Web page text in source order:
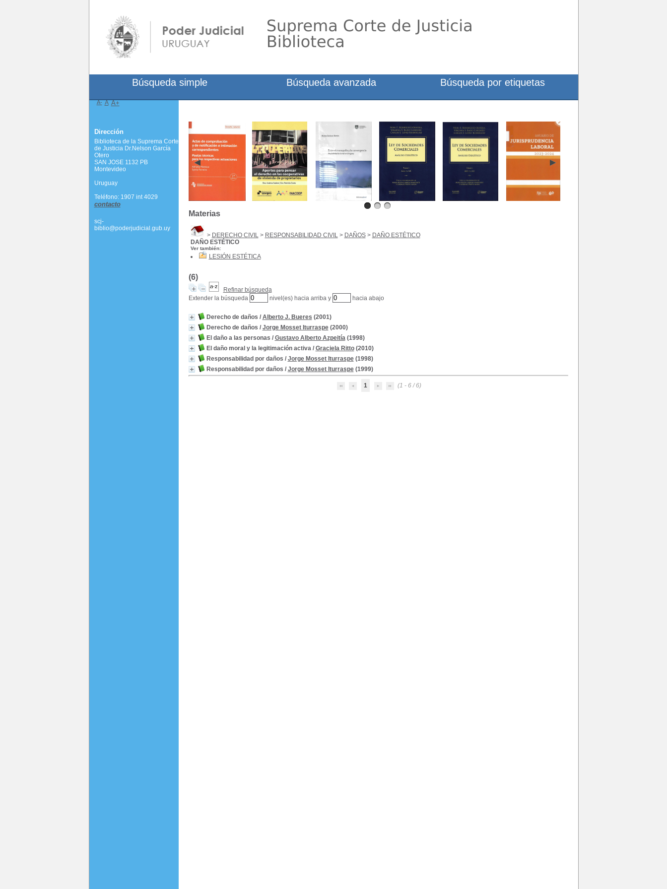
Materias
> DERECHO CIVIL> RESPONSABILIDAD CIVIL> DAÑOS> DAÑO ESTÉTICO
DAÑO ESTÉTICO
Ver también:
LESIÓN ESTÉTICA
(6)
Refinar búsqueda
Extender la búsqueda
nivel(es) hacia arriba y hacia abajo
Derecho de daños / Alberto J. Bueres (2001)
Derecho de daños / Jorge Mosset Iturraspe(2000)
El daño a las personas / Gustavo Alberto Azpeitía(1998)
El daño moral y la legitimación activa/ Graciela Ritto(2010)
Responsabilidad por daños / Jorge Mosset Iturraspe(1998)
Responsabilidad por daños / Jorge Mosset Iturraspe(1999)
1 (1 - 6 / 6)
Búsqueda simple Búsqueda avanzada Búsqueda por etiquetas
A- A A+
Dirección
Biblioteca de la Suprema Corte
de Justicia Dr.Nelson García
Otero
SAN JOSE 1132 PB
Montevideo
Uruguay
Teléfono: 1907 int 4029
contacto
scj-
biblio@poderjudicial.gub.uy